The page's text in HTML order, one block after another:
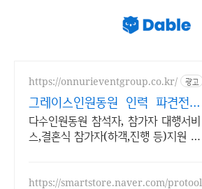
https://onnurieventgroup.co.kr/ 광고
그레이스인원동원 인력 파견전문
업체.
다수인원동원 참석자, 참가자 대행서비
스,결혼식 참가자(하객,진행 등)지원 신
https://smartstore.naver.com/protool